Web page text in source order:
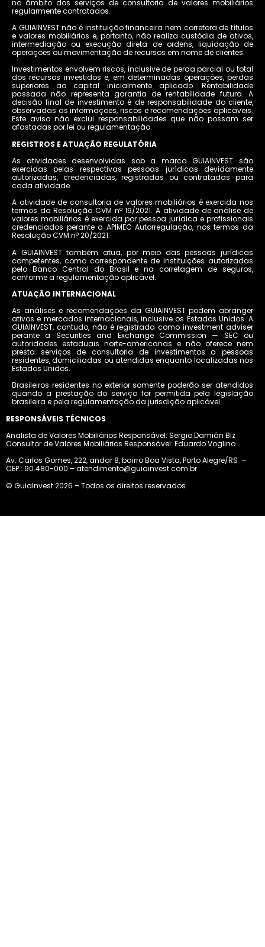
no âmbito dos serviços de consultoria de valores mobiliários
regularmente contratados.
A GUIAINVEST não é instituição financeira nem corretora de títulos
e valores mobiliários e, portanto, não realiza custódia de ativos,
intermediação ou execução direta de ordens, liquidação de
operações ou movimentação de recursos em nome de clientes.
Investimentos envolvem riscos, inclusive de perda parcial ou total
dos recursos investidos e, em determinadas operações, perdas
superiores ao capital inicialmente aplicado. Rentabilidade
passada não representa garantia de rentabilidade futura. A
decisão final de investimento é de responsabilidade do cliente,
observadas as informações, riscos e recomendações aplicáveis.
Este aviso não exclui responsabilidades que não possam ser
afastadas por lei ou regulamentação.
REGISTROS E ATUAÇÃO REGULATÓRIA
As atividades desenvolvidas sob a marca GUIAINVEST são
exercidas pelas respectivas pessoas jurídicas devidamente
autorizadas, credenciadas, registradas ou contratadas para
cada atividade.
A atividade de consultoria de valores mobiliários é exercida nos
termos da Resolução CVM nº 19/2021. A atividade de análise de
valores mobiliários é exercida por pessoa jurídica e profissionais
credenciados perante a APIMEC Autorregulação, nos termos da
Resolução CVM nº 20/2021.
A GUIAINVEST também atua, por meio das pessoas jurídicas
competentes, como correspondente de instituições autorizadas
pelo Banco Central do Brasil e na corretagem de seguros,
conforme a regulamentação aplicável.
ATUAÇÃO INTERNACIONAL
As análises e recomendações da GUIAINVEST podem abranger
ativos e mercados internacionais, inclusive os Estados Unidos. A
GUIAINVEST, contudo, não é registrada como investment adviser
perante a Securities and Exchange Commission — SEC ou
autoridades estaduais norte-americanas e não oferece nem
presta serviços de consultoria de investimentos a pessoas
residentes, domiciliadas ou atendidas enquanto localizadas nos
Estados Unidos.
Brasileiros residentes no exterior somente poderão ser atendidos
quando a prestação do serviço for permitida pela legislação
brasileira e pela regulamentação da jurisdição aplicável.
RESPONSÁVEIS TÉCNICOS
Analista de Valores Mobiliários Responsável: Sergio Damián Biz
Consultor de Valores Mobiliários Responsável: Eduardo Voglino
Av. Carlos Gomes, 222, andar 8, bairro Boa Vista, PortoAlegre/RS –
CEP.: 90.480-000 –atendimento@guiainvest.com.br
© GuiaInvest 2026 – Todos os direitos reservados.